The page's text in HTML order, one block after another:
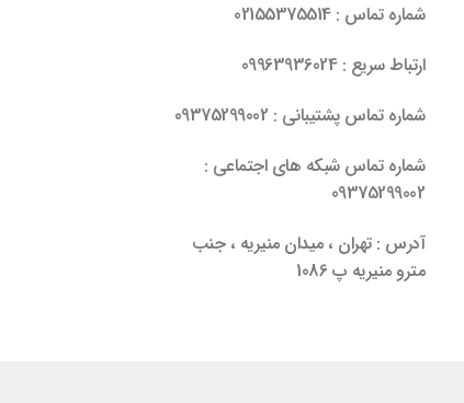
شماره تماس : 02155375514
ارتباط سریع : 09963936024
شماره تماس پشتیبانی : 09375299002
شماره تماس شبکه های اجتماعی :
09375299002
آدرس : تهران ، میدان منیریه ، جنب
مترو منیریه پ 1086